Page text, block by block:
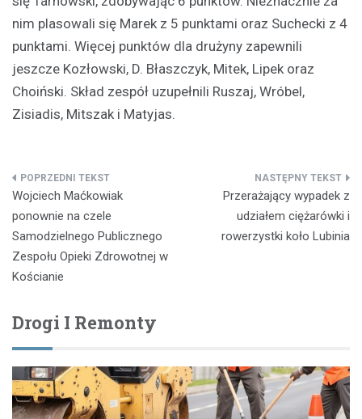
nim plasowali się Marek z 5 punktami oraz Suchecki z 4
punktami. Więcej punktów dla drużyny zapewnili
jeszcze Kozłowski, D. Błaszczyk, Mitek, Lipek oraz
Choiński. Skład zespół uzupełnili Ruszaj, Wróbel,
Zisiadis, Mitszak i Matyjas.
Nawigacja
wpisu
Wojciech Maćkowiak
ponownie na czele
Samodzielnego Publicznego
Zespołu Opieki Zdrowotnej w
Kościanie
Przerażający wypadek z
udziałem ciężarówki i
rowerzystki koło Lubinia
Drogi I Remonty